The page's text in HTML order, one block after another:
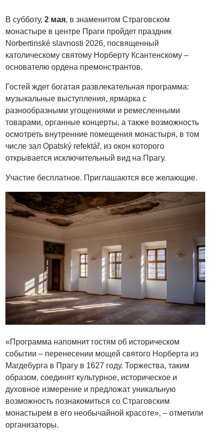
В субботу,2 мая, в знаменитом Страговском
монастыре в центре Праги пройдет праздник
Norbertinské slavnosti 2026, посвященный
католическому святому Норберту Ксантенскому –
основателю ордена премонстрантов.
Гостей ждет богатая развлекательная программа:
музыкальные выступления, ярмарка с
разнообразными угощениями и ремесленными
товарами, органные концерты, а также возможность
осмотреть внутренние помещения монастыря, в том
числе зал Opatský refektář, из окон которого
открывается исключительный вид на Прагу.
Участие бесплатное. Приглашаются все желающие.
«Программа напомнит гостям об историческом
событии – перенесении мощей святого Норберта из
Магдебурга в Прагу в 1627 году. Торжества, таким
образом, соединят культурное, историческое и
духовное измерение и предложат уникальную
возможность познакомиться со Страговским
монастырем в его необычайной красоте», – отметили
организаторы.